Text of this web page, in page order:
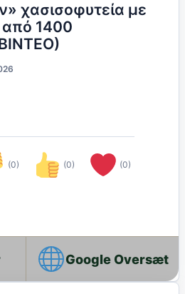
χασισοφυτεία με
από 1400
(0) (0) (0)
Google Oversæt